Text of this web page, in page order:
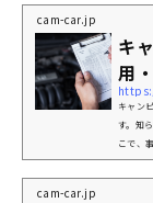
風が出
エアコ
cam-car.jp
キ
用
キャン
す。知
こで、
「どこ
抑える
cam-car.jp